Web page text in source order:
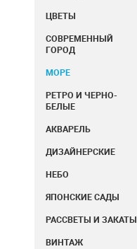
ЦВЕТЫ
СОВРЕМЕННЫЙ
ГОРОД
МОРЕ
РЕТРО И ЧЕРНО-
БЕЛЫЕ
АКВАРЕЛЬ
ДИЗАЙНЕРСКИЕ
НЕБО
ЯПОНСКИЕ САДЫ
РАССВЕТЫ И ЗАКАТЫ
ВИНТАЖ